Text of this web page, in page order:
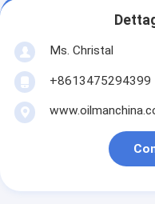
Ms. Christal
+8613475294399